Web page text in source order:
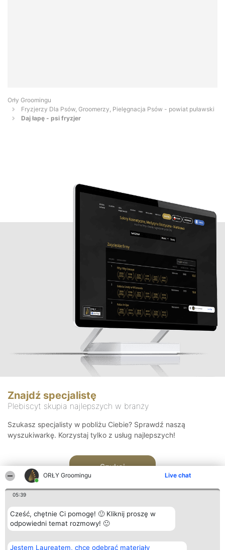
ORŁY Groomingu Live chat
05:39
Cześć, chętnie Ci pomogę! 🙂 Kliknij proszę w
odpowiedni temat rozmowy! 🙂
Jestem Laureatem, chcę odebrać materiały
Orły Groomingu
Fryzjerzy Dla Psów, Groomerzy, Pielęgnacja Psów - powiat puławski
Daj łapę - psi fryzjer
Znajdź specjalistę
Plebiscyt skupia najlepszych w branży
Szukasz specjalisty w pobliżu Ciebie? Sprawdź naszą
wyszukiwarkę. Korzystaj tylko z usług najlepszych!
Szukaj
Organizator plebiscytu
Bright Side Solutions sp. z o.
Plebiscyt
Laureaci
Kontakt
Kontakt